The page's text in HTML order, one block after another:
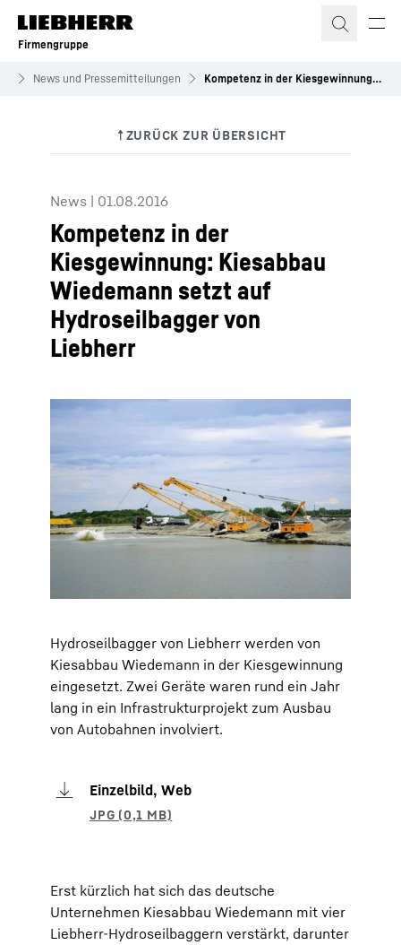
Zum Inhalt springen
Firmengruppe
News und Pressemitteilungen Kompetenz in der Kiesgewinnung: Kiesabbau Wiedemann setzt auf Hydroseilbagger von Liebherr
News | 01.08.2016
Kompetenz in der
Kiesgewinnung: Kiesabbau
Wiedemann setzt auf
Hydroseilbagger von
Liebherr
Hydroseilbagger von Liebherr werden von
Kiesabbau Wiedemann in der Kiesgewinnung
eingesetzt. Zwei Geräte waren rund ein Jahr
lang in ein Infrastrukturprojekt zum Ausbau
von Autobahnen involviert.
Einzelbild, Web
Erst kürzlich hat sich das deutsche
Unternehmen Kiesabbau Wiedemann mit vier
Liebherr-Hydroseilbaggern verstärkt, darunter